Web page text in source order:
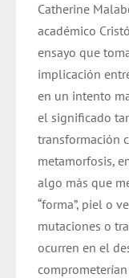
Catherine
académico
ensayo que
implicación
en un intento
el significado
transformación
metamorfosis,
algo más que
“forma”, piel o
mutaciones o
ocurren en el